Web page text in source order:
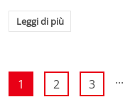
Leggi di più
1 2 3 ...